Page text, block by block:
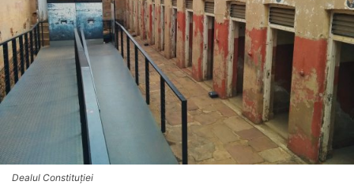
Dealul Constituției